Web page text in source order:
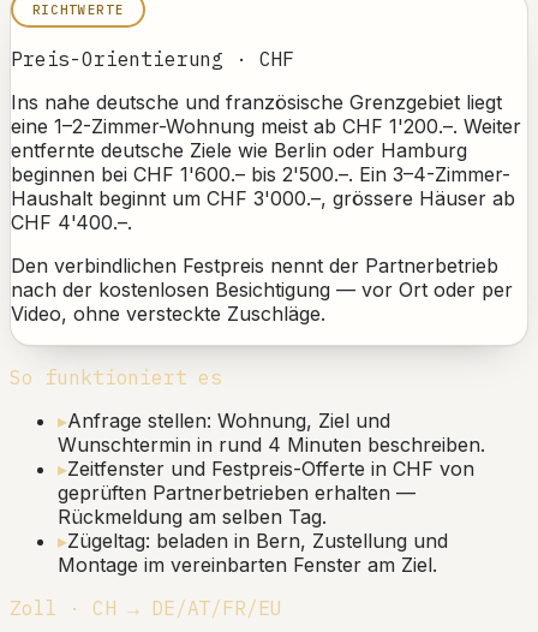
RICHTWERTE
Preis-Orientierung · CHF
Ins nahe deutsche und französische Grenzgebiet liegt
eine 1–2-Zimmer-Wohnung meist ab CHF 1'200.–. Weiter
entfernte deutsche Ziele wie Berlin oder Hamburg
beginnen bei CHF 1'600.– bis 2'500.–. Ein 3–4-Zimmer-
Haushalt beginnt um CHF 3'000.–, grössere Häuser ab
CHF 4'400.–.
Den verbindlichen Festpreis nennt der Partnerbetrieb
nach der kostenlosen Besichtigung — vor Ort oder per
Video, ohne versteckte Zuschläge.
So funktioniert es
▸Anfrage stellen: Wohnung, Ziel und
Wunschtermin in rund 4 Minuten beschreiben.
▸Zeitfenster und Festpreis-Offerte in CHF von
geprüften Partnerbetrieben erhalten —
Rückmeldung am selben Tag.
▸Zügeltag: beladen in Bern, Zustellung und
Montage im vereinbarten Fenster am Ziel.
Zoll · CH → DE/AT/FR/EU